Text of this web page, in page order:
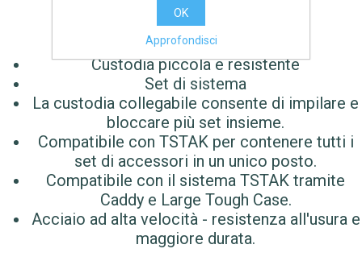
‎Custodia piccola e resistente‎
‎Set di sistema‎
‎La custodia collegabile consente di impilare e
bloccare più set insieme.‎
‎Compatibile con TSTAK per contenere tutti i
set di accessori in un unico posto.‎
‎Compatibile con il sistema TSTAK tramite
Caddy e Large Tough Case.‎
‎Acciaio ad alta velocità - resistenza all'usura e
maggiore durata.‎
OK
Approfondisci